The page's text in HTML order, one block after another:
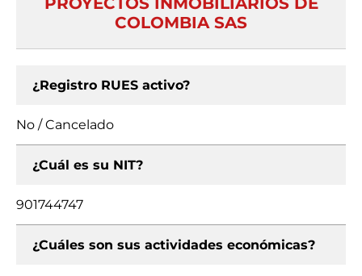
COLOMBIA SAS
¿Registro RUES activo?
No / Cancelado
¿Cuál es su NIT?
901744747
¿Cuáles son sus actividades económicas?